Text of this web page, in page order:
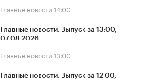
Главные новости 14:00
Главные новости. Выпуск за 13:00,
07.08.2026
Главные новости 13:00
Главные новости. Выпуск за 12:00,